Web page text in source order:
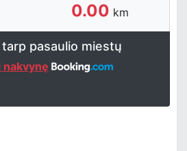
0.00 km
pasaulio miestų
nakvynę